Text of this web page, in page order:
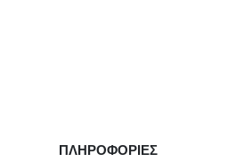
ΠΛΗΡΟΦΟΡΙΕΣ